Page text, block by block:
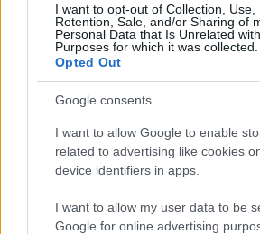
I want to opt-out of Collection, Use,
Retention, Sale, and/or Sharing of
Personal Data that Is Unrelated
Purposes for which it was collected.
Opted Out
Google consents
I want to allow Google to enable
related to advertising like cookies
device identifiers in apps.
I want to allow my user data to be
Google for online advertising
Πιο
Μητσοτάκης στην
Κύπρου: «Ισχυρή ψήφος
Το τελευταίο αντίο στον
Βαρβιτσιώτη: «Ήταν
εκείνο το σπάνιο
εποχής», είπε ο
στον επικήδειο